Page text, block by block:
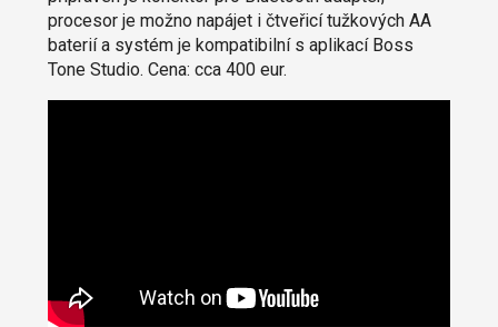
procesor je možno napájet i čtveřicí tužkových AA
baterií a systém je kompatibilní s aplikací Boss
Tone Studio. Cena: cca 400 eur.